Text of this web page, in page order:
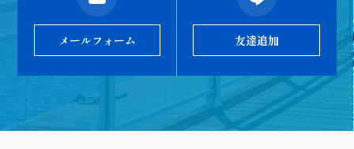
メールフォーム 友達追加